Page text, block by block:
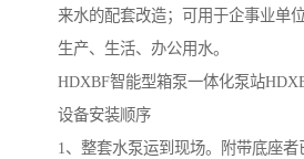
来水的配套改造；可用于企事业单
生产、生活、办公用水。
HDXBF智能型箱泵一体化泵站
设备安装顺序
1、整套水泵运到现场。附带底座